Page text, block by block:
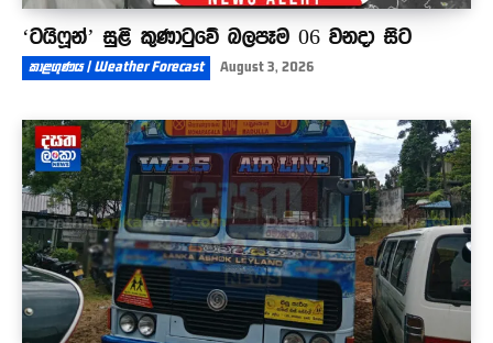
‘ටයිෆූන්’ සුළි කුණාටුවේ බලපෑම 06 වනදා සිට
කාළගුණය | Weather Forecast August 3, 2026